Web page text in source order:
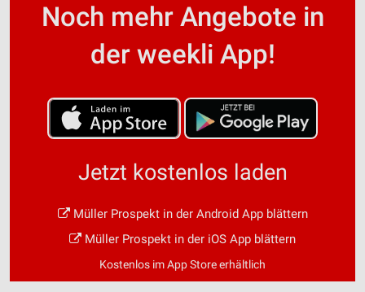
Noch mehr Angebote in
der weekli App!
Jetzt kostenlos laden
Müller Prospekt in der Android App blättern
Müller Prospekt in der iOS App blättern
Kostenlos im App Store erhältlich